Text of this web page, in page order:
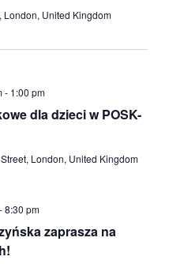
London, United Kingdom
dla dzieci w POSK-
- 1:00 pm
London, United Kingdom
zaprasza na
8:30 pm